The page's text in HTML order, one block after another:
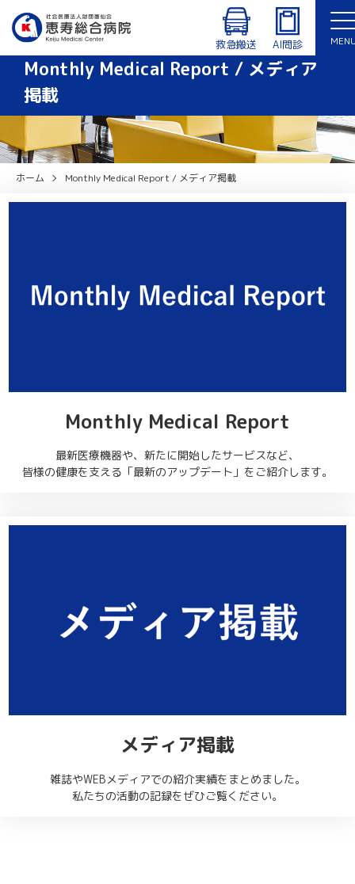
救急搬送 AI問診
診療時間：8:30〜12:30、14:00〜17:15（月〜金曜日）
外来・入院患者専用Wi-Fiあり
休診日：土曜日、日曜日、祝日、年末年始（12/29〜1/3）
Monthly Medical Report / メディア
掲載
ホーム Monthly Medical Report / メディア掲載
Monthly Medical Report
最新医療機器や、新たに開始したサービスなど、
皆様の健康を支える「最新のアップデート」をご紹介します。
メディア掲載
雑誌やWEBメディアでの紹介実績をまとめました。
私たちの活動の記録をぜひご覧ください。